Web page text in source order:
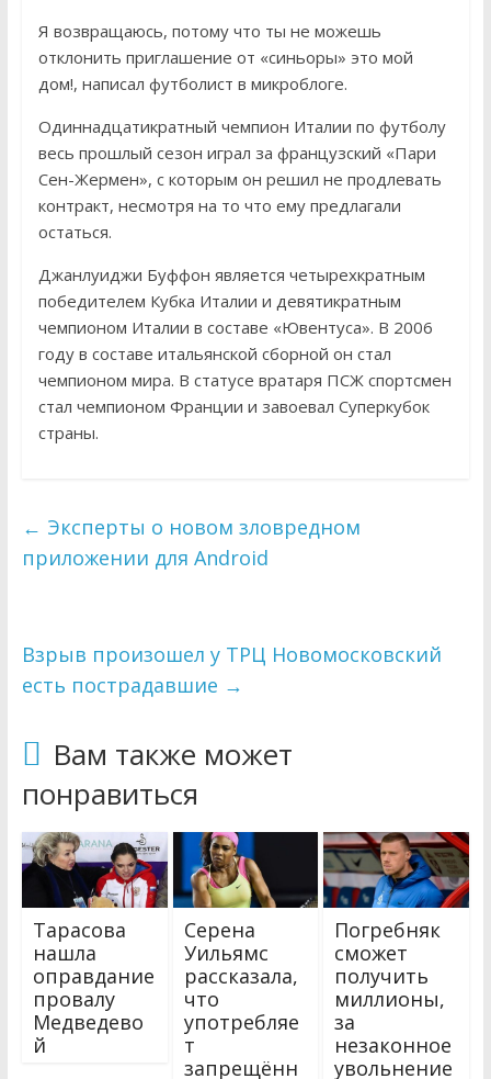
Я возвращаюсь, потому что ты не можешь
отклонить приглашение от «синьоры» это мой
дом!, написал футболист в микроблоге.
Одиннадцатикратный чемпион Италии по футболу
весь прошлый сезон играл за французский «Пари
Сен-Жермен», с которым он решил не продлевать
контракт, несмотря на то что ему предлагали
остаться.
Джанлуиджи Буффон является четырехкратным
победителем Кубка Италии и девятикратным
чемпионом Италии в составе «Ювентуса». В 2006
году в составе итальянской сборной он стал
чемпионом мира. В статусе вратаря ПСЖ спортсмен
стал чемпионом Франции и завоевал Суперкубок
страны.
← Эксперты о новом зловредном
приложении для Android
Взрыв произошел у ТРЦ Новомосковский
есть пострадавшие →
Вам также может
понравиться
Тарасова
нашла
оправдание
провалу
Медведево
й
Серена
Уильямс
рассказала,
что
употребляе
т
запрещённ
Погребняк
сможет
получить
миллионы,
за
незаконное
увольнение